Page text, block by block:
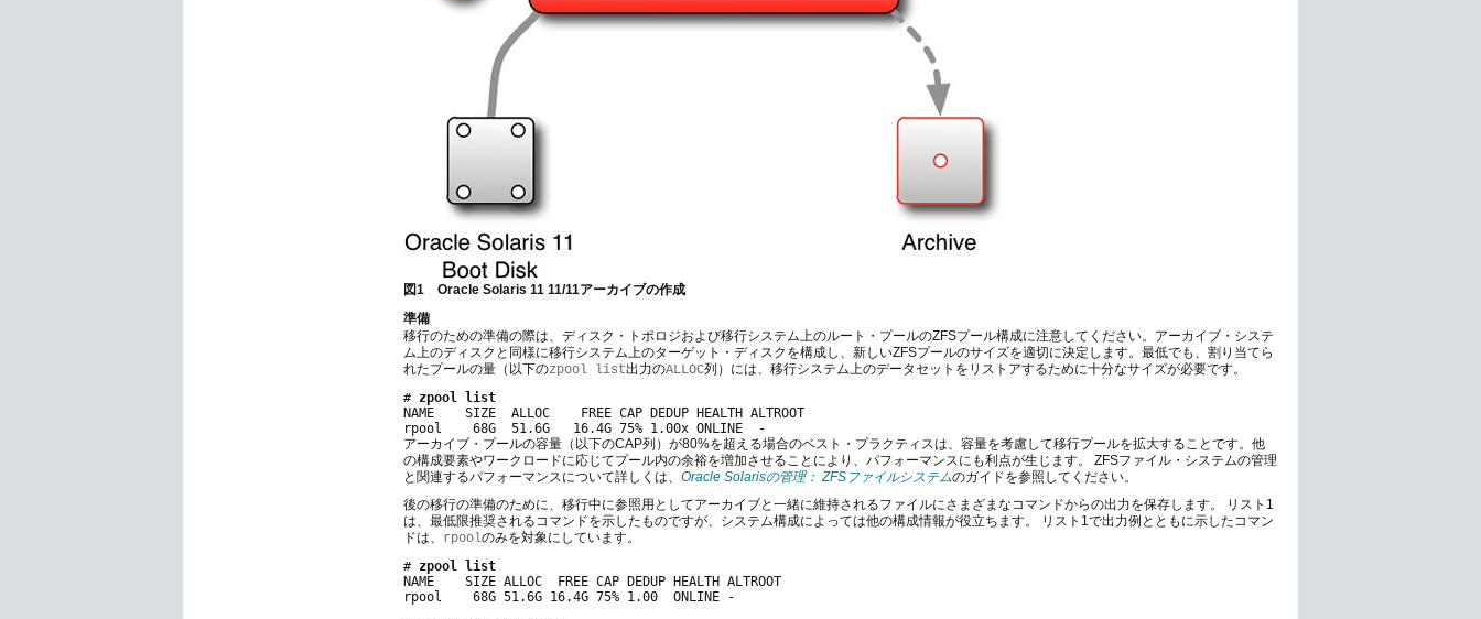
図1 Oracle Solaris 11 11/11アーカイブの作成
準備
移行のための準備の際は、ディスク・トポロジおよび移行システム上のルート・プールのZFSプール構成に注意してください。アーカイブ・システ
ム上のディスクと同様に移行システム上のターゲット・ディスクを構成し、新しいZFSプールのサイズを適切に決定します。最低でも、割り当てら
れたプールの量（以下のzpool list出力のALLOC列）には、移行システム上のデータセットをリストアするために十分なサイズが必要です。
# zpool list
NAME    SIZE  ALLOC    FREE CAP DEDUP HEALTH ALTROOT
アーカイブ・プールの容量（以下のCAP列）が80%を超える場合のベスト・プラクティスは、容量を考慮して移行プールを拡大することです。他
の構成要素やワークロードに応じてプール内の余裕を増加させることにより、パフォーマンスにも利点が生じます。 ZFSファイル・システムの管理
と関連するパフォーマンスについて詳しくは、 Oracle Solarisの管理： ZFSファイルシステムのガイドを参照してください。
後の移行の準備のために、移行中に参照用としてアーカイブと一緒に維持されるファイルにさまざまなコマンドからの出力を保存します。 リスト1
は、最低限推奨されるコマンドを示したものですが、システム構成によっては他の構成情報が役立ちます。 リスト1で出力例とともに示したコマン
ドは、 rpoolのみを対象にしています。
# zpool list
NAME    SIZE ALLOC  FREE CAP DEDUP HEALTH ALTROOT
rpool    68G 51.6G 16.4G 75% 1.00  ONLINE -